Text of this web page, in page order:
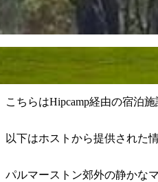
こちらはHipcamp経由の宿泊施
以下はホストから提供された情
パルマーストン郊外の静かな